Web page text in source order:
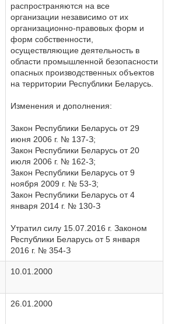
распространяются на все
организации независимо от их
организационно-правовых форм и
форм собственности,
осуществляющие деятельность в
области промышленной безопасности
опасных производственных объектов
на территории Республики Беларусь.
Изменения и дополнения:
Закон Республики Беларусь от 29
июня 2006 г. № 137-З;
Закон Республики Беларусь от 20
июля 2006 г. № 162-З;
Закон Республики Беларусь от 9
ноября 2009 г. № 53-З;
Закон Республики Беларусь от 4
января 2014 г. № 130-З
Утратил силу 15.07.2016 г. Законом
Республики Беларусь от 5 января
2016 г. № 354-З
10.01.2000
26.01.2000